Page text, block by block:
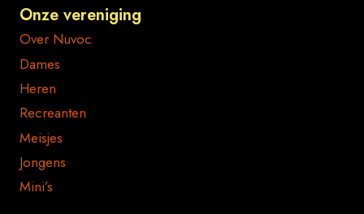
Onze vereniging
Over Nuvoc
Dames
Heren
Recreanten
Meisjes
Jongens
Mini’s